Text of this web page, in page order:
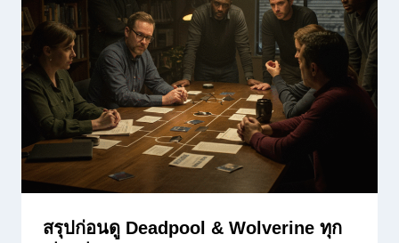
สรุปก่อนดู Deadpool & Wolverine ทุก